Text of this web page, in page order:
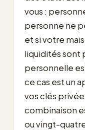
vous :
personne ne
et si votre
liquidités sont
personnelle
ce cas est un
vos clés
combinaison
ou vingt-